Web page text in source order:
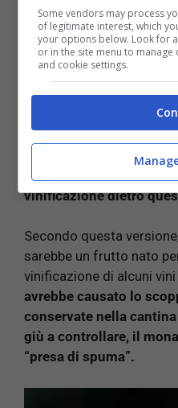
assicurare al liquido
ermetica.Dopo qualche
pressione le bottiglie
vino tanto gustoso e
Il mistero
Un’ultima leggenda
ci sarebbe nessun
vinificazione dietro
Secondo questa
sarebbe un frutto nato
vinificazione di alcuni vini
avrebbe causato lo
conservate nella
giù a controllare, il
“presa di spuma”.
Some vendors may process
of legitimate interest, which
your options below. Look for
or in the site menu to
and cookie settings.